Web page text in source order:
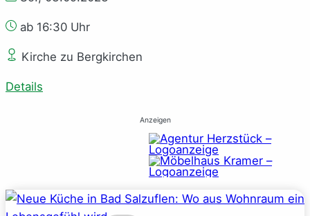
ab 16:30 Uhr
Kirche zu Bergkirchen
Details
Anzeigen